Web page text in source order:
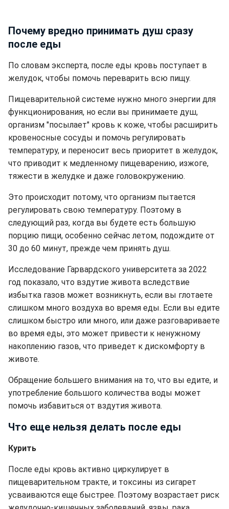
Почему вредно принимать душ сразу
после еды
По словам эксперта, после еды кровь поступает в
желудок, чтобы помочь переварить всю пищу.
Пищеварительной системе нужно много энергии для
функционирования, но если вы принимаете душ,
организм "посылает" кровь к коже, чтобы расширить
кровеносные сосуды и помочь регулировать
температуру, и переносит весь приоритет в желудок,
что приводит к медленному пищеварению, изжоге,
тяжести в желудке и даже головокружению.
Это происходит потому, что организм пытается
регулировать свою температуру. Поэтому в
следующий раз, когда вы будете есть большую
порцию пищи, особенно сейчас летом, подождите от
30 до 60 минут, прежде чем принять душ.
Исследование Гарвардского университета за 2022
год показало, что вздутие живота вследствие
избытка газов может возникнуть, если вы глотаете
слишком много воздуха во время еды. Если вы едите
слишком быстро или много, или даже разговариваете
во время еды, это может привести к ненужному
накоплению газов, что приведет к дискомфорту в
животе.
Обращение большего внимания на то, что вы едите, и
употребление большого количества воды может
помочь избавиться от вздутия живота.
Что еще нельзя делать после еды
Курить
После еды кровь активно циркулирует в
пищеварительном тракте, и токсины из сигарет
усваиваются еще быстрее. Поэтому возрастает риск